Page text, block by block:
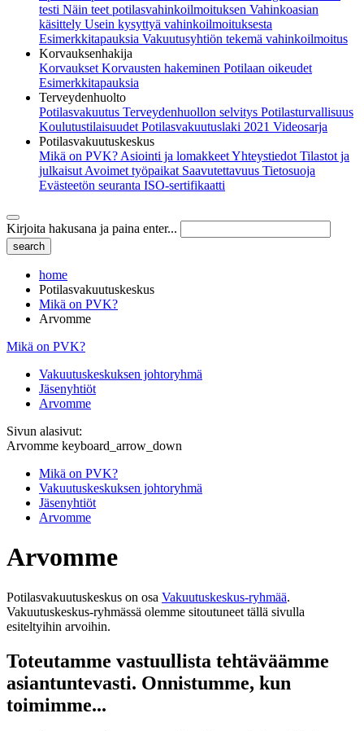
testi Näin teet potilasvahinkoilmoituksen Vahinkoasian
käsittely Usein kysyttyä vahinkoilmoituksesta
Esimerkkitapauksia Vakuutusyhtiön tekemä vahinkoilmoitus
Korvauksenhakija
Korvaukset Korvausten hakeminen Potilaan oikeudet
Esimerkkitapauksia
Terveydenhuolto
Potilasvakuutus Terveydenhuollon selvitys Potilasturvallisuus
Koulutustilaisuudet Potilasvakuutuslaki 2021 Videosarja
Potilasvakuutuskeskus
Mikä on PVK? Asiointi ja lomakkeetYhteystiedot Tilastot ja
julkaisut Avoimet työpaikat Saavutettavuus Tietosuoja
Evästeetön seuranta ISO-sertifikaatti
Kirjoita hakusana ja paina enter...
home
Potilasvakuutuskeskus
Mikä on PVK?
Arvomme
Mikä on PVK?
Vakuutuskeskuksen johtoryhmä
Jäsenyhtiöt
Arvomme
Sivun alasivut:
Arvomme keyboard_arrow_down
Mikä on PVK?
Vakuutuskeskuksen johtoryhmä
Jäsenyhtiöt
Arvomme
Arvomme
Potilasvakuutuskeskus on osa Vakuutuskeskus-ryhmää.
Vakuutuskeskus-ryhmässä olemme sitoutuneet tällä sivulla
esiteltyihin arvoihin.
Toteutamme vastuullista tehtäväämme
asiantuntevasti. Onnistumme, kun
toimimme...